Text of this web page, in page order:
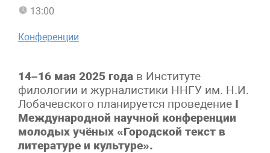
13:00
Конференции
14–16 мая 2025 года в Институте
филологии и журналистики ННГУ им. Н.И.
Лобачевского планируется проведение I
Международной научной конференции
молодых учёных «Городской текст в
литературе и культуре».